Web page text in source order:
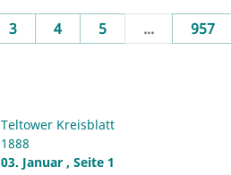
3 4 5 ... 957
Teltower Kreisblatt
1888
03. Januar , Seite 1